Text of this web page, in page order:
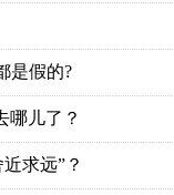
是假的?
哪儿了？
求远”？